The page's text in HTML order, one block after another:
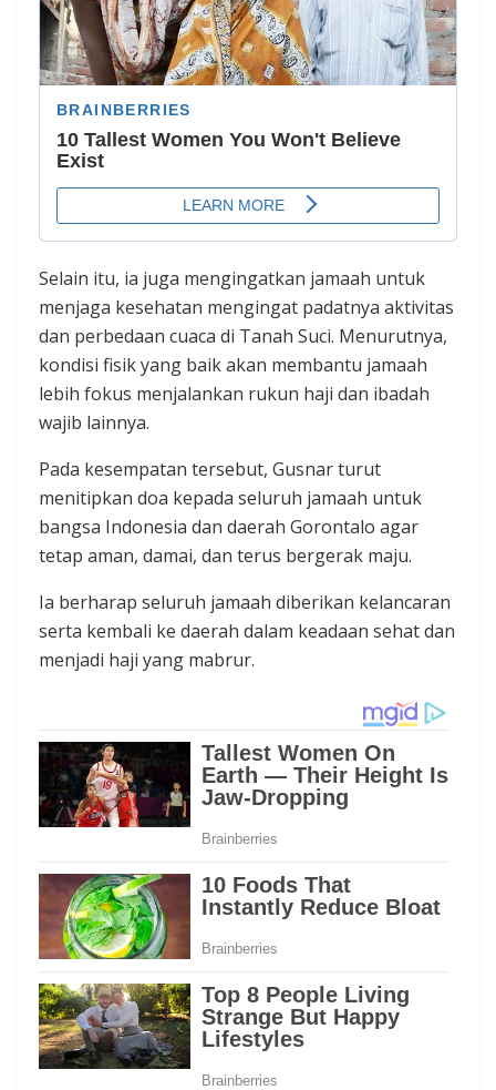
Selain itu, ia juga mengingatkan jamaah untuk
menjaga kesehatan mengingat padatnya aktivitas
dan perbedaan cuaca di Tanah Suci. Menurutnya,
kondisi fisik yang baik akan membantu jamaah
lebih fokus menjalankan rukun haji dan ibadah
wajib lainnya.
Pada kesempatan tersebut, Gusnar turut
menitipkan doa kepada seluruh jamaah untuk
bangsa Indonesia dan daerah Gorontalo agar
tetap aman, damai, dan terus bergerak maju.
Ia berharap seluruh jamaah diberikan kelancaran
serta kembali ke daerah dalam keadaan sehat dan
menjadi haji yang mabrur.